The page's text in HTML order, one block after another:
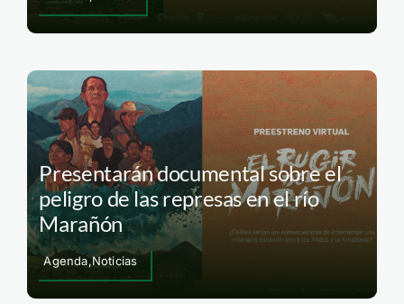
Presentarán documental sobre el
peligro de las represas en el río
Marañón
Agenda,Noticias